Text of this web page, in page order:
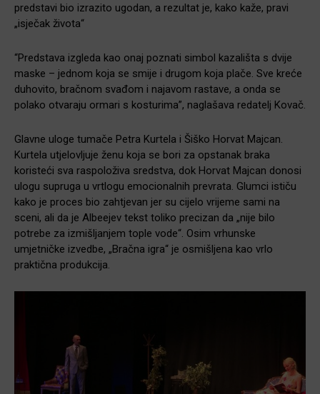
predstavi bio izrazito ugodan, a rezultat je, kako kaže, pravi
„isječak života“
“Predstava izgleda kao onaj poznati simbol kazališta s dvije
maske – jednom koja se smije i drugom koja plače. Sve kreće
duhovito, bračnom svađom i najavom rastave, a onda se
polako otvaraju ormari s kosturima”, naglašava redatelj Kovač.
Glavne uloge tumače Petra Kurtela i Šiško Horvat Majcan.
Kurtela utjelovljuje ženu koja se bori za opstanak braka
koristeći sva raspoloživa sredstva, dok Horvat Majcan donosi
ulogu supruga u vrtlogu emocionalnih prevrata. Glumci ističu
kako je proces bio zahtjevan jer su cijelo vrijeme sami na
sceni, ali da je Albeejev tekst toliko precizan da „nije bilo
potrebe za izmišljanjem tople vode“. Osim vrhunske
umjetničke izvedbe, „Bračna igra“ je osmišljena kao vrlo
praktična produkcija.